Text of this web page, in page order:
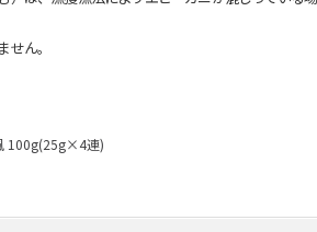
ん。
100g(25g×4連)